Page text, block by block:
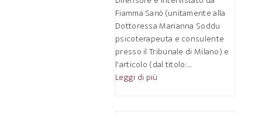
Fiamma Sanò (unitamente alla
Dottoressa Marianna Soddu
psicoterapeuta e consulente
presso il Tribunale di Milano) e
l'articolo (dal titolo:…
Leggi di più